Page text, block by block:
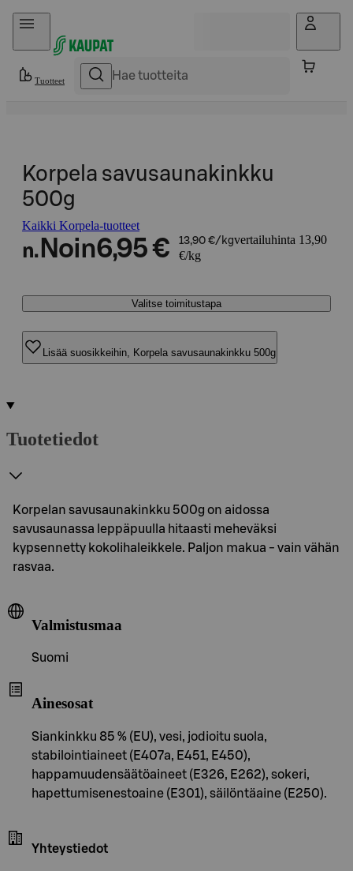
Hyppää sisältöön
Tuotteet
Korpela savusaunakinkku
500g
Kaikki Korpela-tuotteet
n. Noin6,95 € 13,90 €/kgvertailuhinta 13,90
€/kg
Valitse toimitustapa
Lisää suosikkeihin, Korpela savusaunakinkku 500g
Tuotetiedot
Korpelan savusaunakinkku 500g on aidossa
savusaunassa leppäpuulla hitaasti meheväksi
kypsennetty kokolihaleikkele. Paljon makua - vain vähän
rasvaa.
Valmistusmaa
Suomi
Ainesosat
Siankinkku 85 % (EU), vesi, jodioitu suola,
stabilointiaineet (E407a, E451, E450),
happamuudensäätöaineet (E326, E262), sokeri,
hapettumisenestoaine (E301), säilöntäaine (E250).
Yhteystiedot